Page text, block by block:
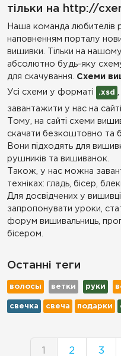
тільки на http://
Наша команда любителів
наповненням порталу
вишивки. Тільки на
абсолютно будь-яку
для скачування. Схеми
Усі схеми у форматі
.xsd
завантажити у нас на
Тому, на сайті схеми
скачати безкоштовно та
Вони підходять для
рушників та вишиванок.
Також, у нас можна
техніках: гладь, бісер,
Для досвідчених у
запропонувати уроки,
форум вишивальниць,
бісером.
Останні теги
волосы ветки руки
свечка свеча подарки
1 2 3